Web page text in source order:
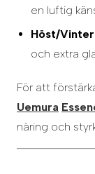
en luftig
Höst/
och extra
För att
Uemura
näring och